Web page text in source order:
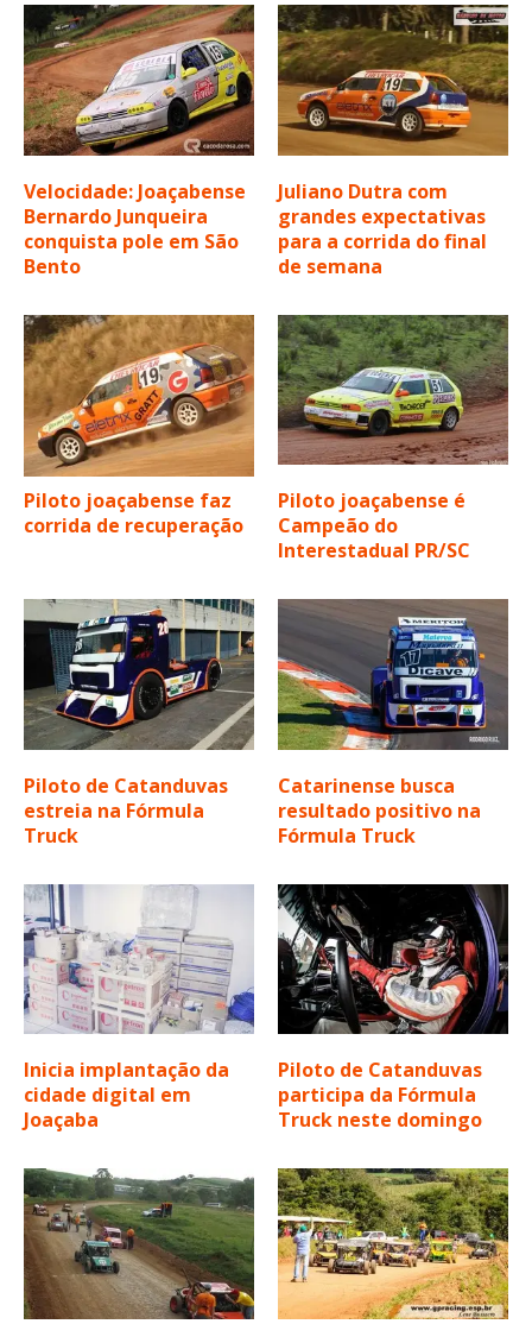
Velocidade: Joaçabense
Bernardo Junqueira
conquista pole em São
Bento
Juliano Dutra com
grandes expectativas
para a corrida do final
de semana
Piloto joaçabense faz
corrida de recuperação
Piloto joaçabense é
Campeão do
Interestadual PR/SC
Piloto de Catanduvas
estreia na Fórmula
Truck
Catarinense busca
resultado positivo na
Fórmula Truck
Inicia implantação da
cidade digital em
Joaçaba
Piloto de Catanduvas
participa da Fórmula
Truck neste domingo